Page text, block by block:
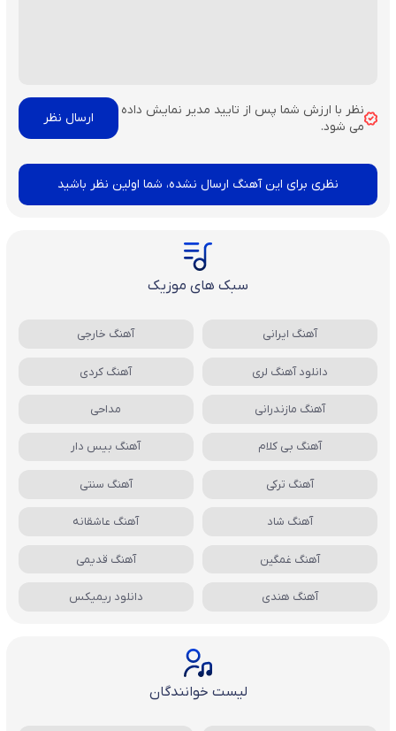
نظر با ارزش شما پس از تایید مدیر نمایش داده
می شود.
نظری برای این آهنگ ارسال نشده، شما اولین نظر باشید
سبک های موزیک
آهنگ ایرانی آهنگ خارجی
دانلود آهنگ لری آهنگ کردی
آهنگ مازندرانی مداحی
آهنگ بی کلام آهنگ بیس دار
آهنگ ترکی آهنگ سنتی
آهنگ شاد آهنگ عاشقانه
آهنگ غمگین آهنگ قدیمی
آهنگ هندی دانلود ریمیکس
لیست خوانندگان